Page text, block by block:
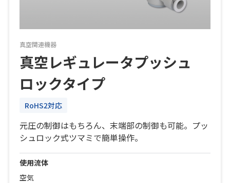
真空関連機器
真空レギュレータプッシュ
ロックタイプ
RoHS2対応
元圧の制御はもちろん、末端部の制御も可能。プッ
シュロック式ツマミで簡単操作。
使用流体
空気